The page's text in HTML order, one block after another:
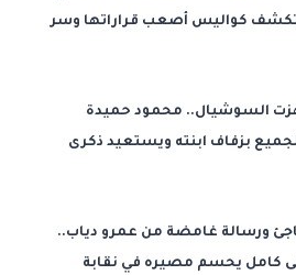
كواليس أصعب قراراتها وسر
السوشيال.. محمود حميدة
بزفاف ابنته ويستعيد ذكرى
ورسالة غامضة من عمرو دياب..
يحسم مصيره في نقابة